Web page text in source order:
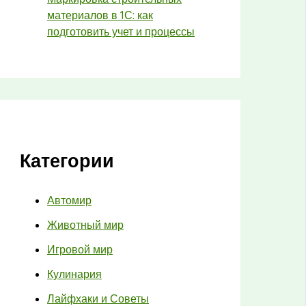
материалов в 1С: как
подготовить учет и процессы
Категории
Автомир
Животный мир
Игровой мир
Кулинария
Лайфхаки и Советы